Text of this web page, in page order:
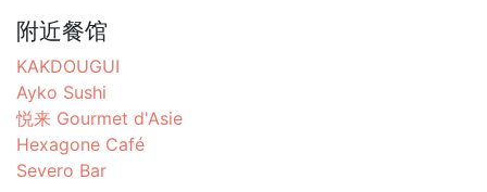
附近餐馆
KAKDOUGUI
Ayko Sushi
悦来 Gourmet d'Asie
Hexagone Café
Severo Bar